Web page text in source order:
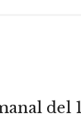
del